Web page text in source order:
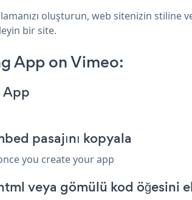
oluşturun, web sitenizin stiline
bir site.
App on Vimeo:
App
pasajını kopyala
you create your app
veya gömülü kod öğesini